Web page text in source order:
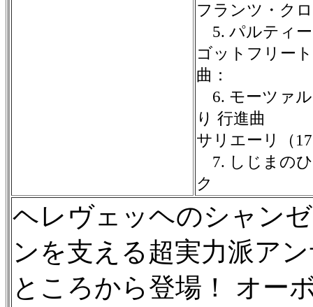
フランツ・ク
5. パルティ
ゴットフリー
曲：
6. モーツァル
り 行進曲
サリエーリ（
7. しじまの
ク
ヘレヴェッヘのシャン
ンを支える超実力派ア
ところから登場！ オー